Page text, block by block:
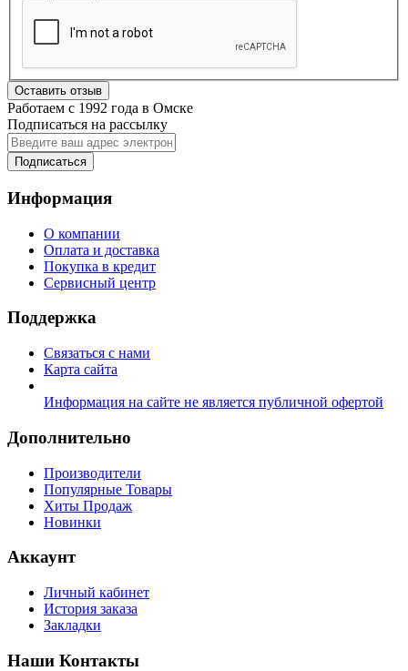
Оставить отзыв
Работаем с 1992 года в Омске
Подписаться на рассылку
Подписаться
Информация
О компании
Оплата и доставка
Покупка в кредит
Сервисный центр
Поддержка
Связаться с нами
Карта сайта
Информация на сайте не является публичной офертой
Дополнительно
Производители
Популярные Товары
Хиты Продаж
Новинки
Аккаунт
Личный кабинет
История заказа
Закладки
Наши Контакты